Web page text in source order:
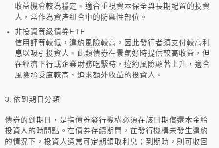
收益機會較為穩定。適合重視資本保全與長期配置的投資
人，常作為資產組合中的防禦性部位。
非投資等級債券ETF
信用評等較低，違約風險較高，因此發行者須支付較高利
息以吸引投資人。此類債券在景氣好時提供較高收益，但
在經濟下行或企業財務吃緊時，違約風險顯著上升，適合
風險承受度較高、追求額外收益的投資人。
3 . 依到期日分類
債券的 到期日 ，是指債券發行機構必須在該日期 償還本金給
投資人 的時間點。在債券存續期間，在發行機構未發生違約
的情況下，投資人通常可定期領取利息；到期時，則可收回